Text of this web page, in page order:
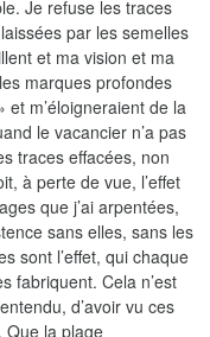
Je refuse les traces
par les semelles
et ma vision et ma
marques profondes
et m’éloigneraient de la
le vacancier n’a pas
traces effacées, non
à perte de vue, l’effet
que j’ai arpentées,
sans elles, sans les
sont l’effet, qui chaque
fabriquent. Cela n’est
d’avoir vu ces
Que la plage